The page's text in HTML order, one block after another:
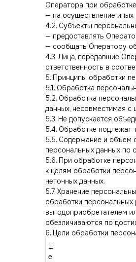
Оператора при
— на осуществление
4.2. Субъекты
— предоставлять
— сообщать Оператору
4.3. Лица, передавшие
ответственность в
5. Принципы обработки
5.1. Обработка
5.2. Обработка
данных, несовместимая с
5.3. Не допускается
5.4. Обработке подлежат
5.5. Содержание и объем
персональных данных по
5.6. При обработке
к целям обработки
неточных данных.
5.7. Хранение
обработки персональных
выгодоприобретателем
обезличиваются по
6. Цели обработки
Ц
е